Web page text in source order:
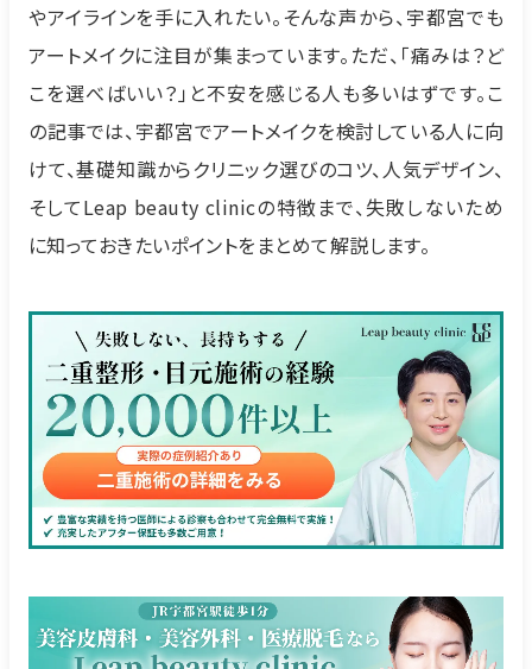
やアイラインを手に入れたい。そんな声から、宇都宮でも
アートメイクに注目が集まっています。ただ、「痛みは？ど
こを選べばいい？」と不安を感じる人も多いはずです。こ
の記事では、宇都宮でアートメイクを検討している人に向
けて、基礎知識からクリニック選びのコツ、人気デザイン、
そしてLeap beauty clinicの特徴まで、失敗しないため
に知っておきたいポイントをまとめて解説します。